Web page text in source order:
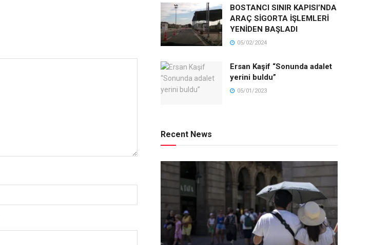
BOSTANCI SINIR KAPISI’NDA
ARAÇ SİGORTA İŞLEMLERİ
YENİDEN BAŞLADI
05/02/2024
Ersan Kaşif “Sonunda adalet
yerini buldu”
05/01/2023
Recent News